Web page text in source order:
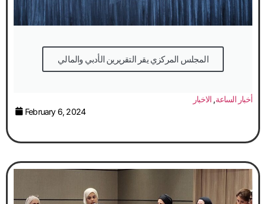
المجلس المركزي يقر التقريرين الأدبي والمالي
أخبار الساعة, الاخبار
February 6, 2024